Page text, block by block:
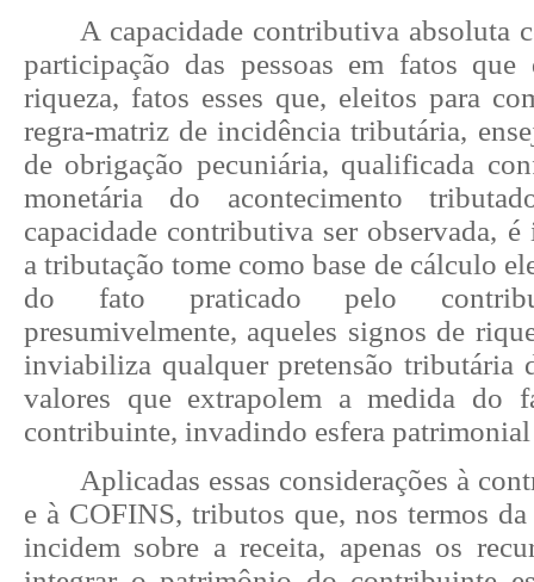
A capacidade contributiva absoluta
participação das pessoas em fatos que
riqueza, fatos esses que, eleitos para
regra-matriz de incidência tributária,
de obrigação pecuniária, qualificada
monetária do acontecimento
capacidade contributiva ser observada,
a tributação tome como base de cálculo
do fato praticado pelo
presumivelmente, aqueles signos de
inviabiliza qualquer pretensão tributária
valores que extrapolem a medida do
contribuinte, invadindo esfera
Aplicadas essas considerações à
e à COFINS, tributos que, nos termos
incidem sobre a receita, apenas os